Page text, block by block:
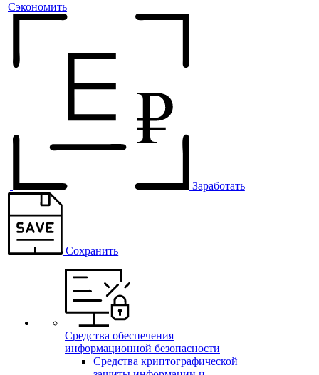
Сэкономить
Заработать
Сохранить
Средства обеспечения
информационной безопасности
Средства криптографической